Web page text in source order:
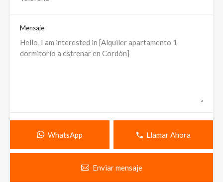
Mensaje
WhatsApp Llamar Ahora
Enviar mensaje